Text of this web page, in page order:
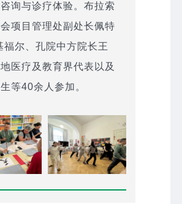
询与诊疗体验。布拉索
项目管理处副处长佩特
福尔、孔院中方院长王
医疗及教育界代表以及
等40余人参加。